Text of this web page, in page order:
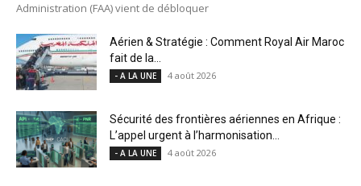
Administration (FAA) vient de débloquer
Aérien & Stratégie : Comment Royal Air Maroc
fait de la...
- A LA UNE 4 août 2026
Sécurité des frontières aériennes en Afrique :
L’appel urgent à l’harmonisation...
- A LA UNE 4 août 2026